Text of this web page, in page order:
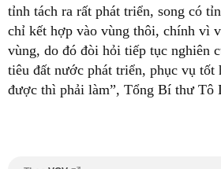
tỉnh tách ra rất phát triển, song có
chỉ kết hợp vào vùng thôi, chính vì
vùng, do đó đòi hỏi tiếp tục nghiên
tiêu đất nước phát triển, phục vụ tốt
được thì phải làm”, Tổng Bí thư Tô